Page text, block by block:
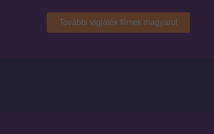
További vígjáték filmek magyarul